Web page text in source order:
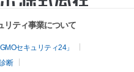
リティ事業について
セキュリティ24」
断